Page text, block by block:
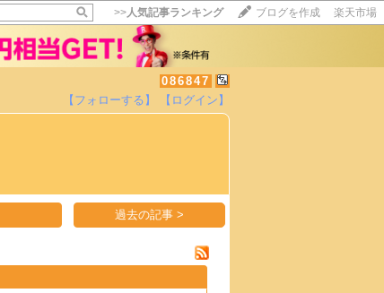
>>人気記事ランキング ブログを作成 楽天市場
086847
【フォローする】 【ログイン】
過去の記事 >